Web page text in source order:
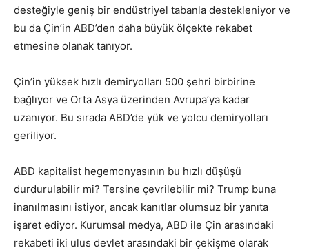
desteğiyle geniş bir endüstriyel tabanla destekleniyor ve
bu da Çin’in ABD’den daha büyük ölçekte rekabet
etmesine olanak tanıyor.
Çin’in yüksek hızlı demiryolları 500 şehri birbirine
bağlıyor ve Orta Asya üzerinden Avrupa’ya kadar
uzanıyor. Bu sırada ABD’de yük ve yolcu demiryolları
geriliyor.
ABD kapitalist hegemonyasının bu hızlı düşüşü
durdurulabilir mi? Tersine çevrilebilir mi? Trump buna
inanılmasını istiyor, ancak kanıtlar olumsuz bir yanıta
işaret ediyor. Kurumsal medya, ABD ile Çin arasındaki
rekabeti iki ulus devlet arasındaki bir çekişme olarak